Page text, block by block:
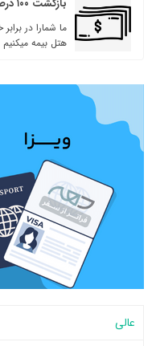
بازگشت ۱۰۰ درصد پول
ما شمارا در
هتل بیمه میکنیم
عالی